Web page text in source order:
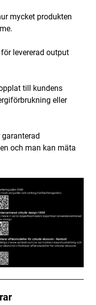
mycket produkten
levererad output
till kundens
eller
garanterad
och man kan mäta